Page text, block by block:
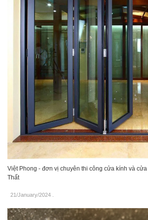
Việt Phong - đơn vị chuyên thi công cửa kính và
Thất
21/January/2024